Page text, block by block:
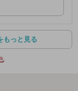
もっと見る